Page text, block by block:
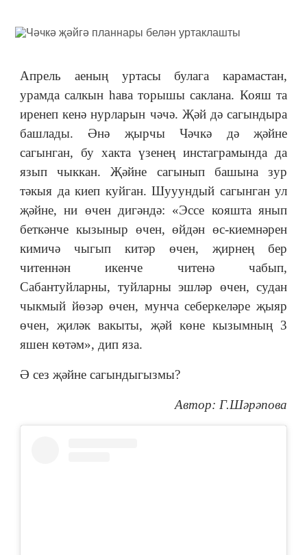
Апрель аеның уртасы булага карамастан,
урамда салкын һава торышы саклана. Кояш та
иренеп кенә нурларын чәчә. Җәй дә сагындыра
башлады. Әнә җырчы Чәчкә дә җәйне
сагынган, бу хакта үзенең инстаграмында да
язып чыккан. Җәйне сагынып башына зур
тәкыя да киеп куйган. Шууундый сагынган ул
җәйне, ни өчен дигәндә: «Эссе кояшта янып
беткәнче кызыныр өчен, өйдән өс-киемнәрен
кимичә чыгып китәр өчен, җирнең бер
читеннән икенче читенә чабып,
Сабантуйларны, туйларны эшләр өчен, судан
чыкмый йөзәр өчен, мунча себеркеләре җыяр
өчен, җиләк вакыты, җәй көне кызымның 3
яшен көтәм», дип яза.
Ә сез җәйне сагындыгызмы?
Автор: Г.Шәрәпова